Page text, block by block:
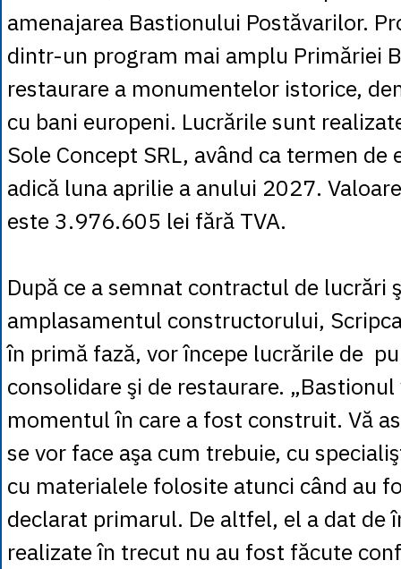
amenajarea Bastionului Postăvarilor.
dintr-un program mai amplu Primăriei
restaurare a monumentelor istorice,
cu bani europeni. Lucrările sunt
Sole Concept SRL, având ca termen
adică luna aprilie a anului 2027.
este 3.976.605 lei fără TVA.
După ce a semnat contractul de lucrări
amplasamentul constructorului,
în primă fază, vor începe lucrările de
consolidare şi de restaurare. „Bastionul
momentul în care a fost construit. Vă
se vor face aşa cum trebuie, cu
cu materialele folosite atunci când au
declarat primarul. De altfel, el a dat de
realizate în trecut nu au fost făcute